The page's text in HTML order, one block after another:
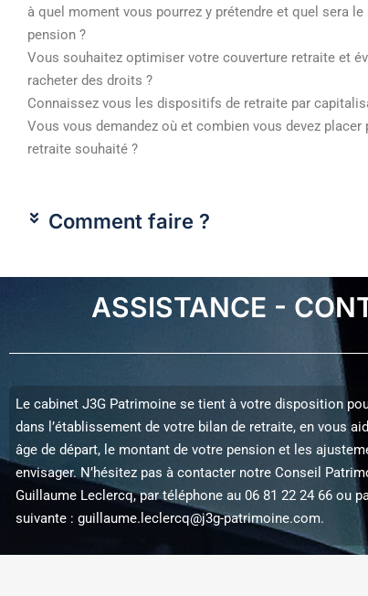
à quel moment vous pourrez y prétendre et quel sera
pension ?
Vous souhaitez optimiser votre couverture retraite et
racheter des droits ?
Connaissez vous les dispositifs de retraite par
Vous vous demandez où et combien vous devez
retraite souhaité ?
Comment faire ?
ASSISTANCE -
Le cabinet J3G Patrimoine se tient à votre disposition
dans l’établissement de votre bilan de retraite, en vous
âge de départ, le montant de votre pension et les
envisager. N’hésitez pas à contacter notre Conseil
Guillaume Leclercq, par téléphone au 06 81 22 24 66 ou
suivante : guillaume.leclercq@j3g-patrimoine.com.